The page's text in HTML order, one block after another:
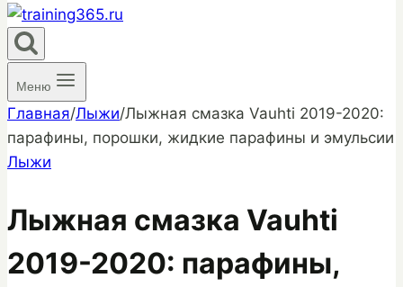
Меню
Главная/Лыжи/Лыжная смазка Vauhti 2019-2020:
парафины, порошки, жидкие парафины и эмульсии
Лыжи
Лыжная смазка Vauhti
2019-2020: парафины,